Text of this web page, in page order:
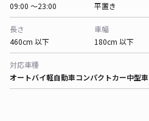
09:00 〜23:00
平置き
長さ
460cm 以下
車幅
180cm 以下
対応車種
オートバイ軽自動車コンパクトカー中型車